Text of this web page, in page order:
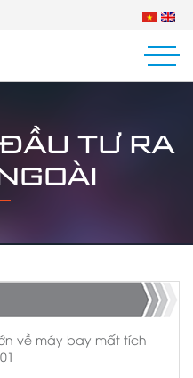
TƯ RA
về máy bay mất tích